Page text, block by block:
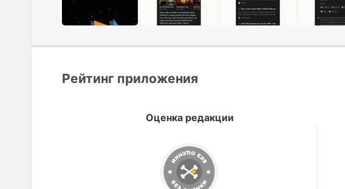
Рейтинг приложения
Оценка редакции